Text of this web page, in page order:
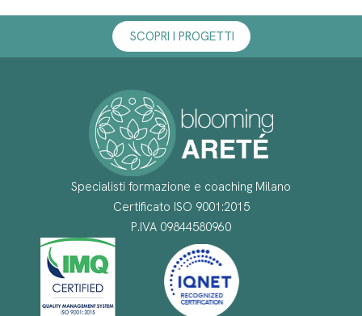
SCOPRI I PROGETTI
Specialisti formazione e coaching Milano
Certificato ISO 9001:2015
P.IVA 09844580960